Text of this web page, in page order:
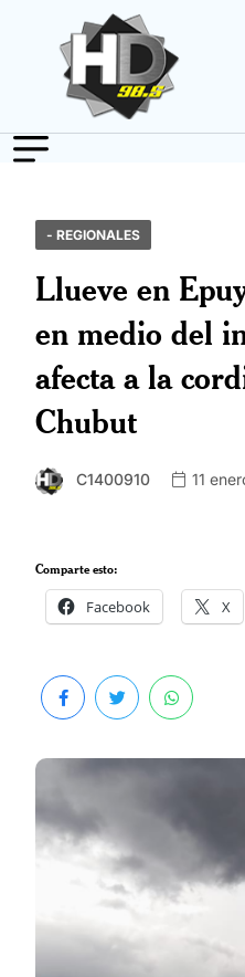
- REGIONALES
Llueve en
en medio del
afecta a la
Chubut
C1400910 11
Comparte esto:
Facebook X